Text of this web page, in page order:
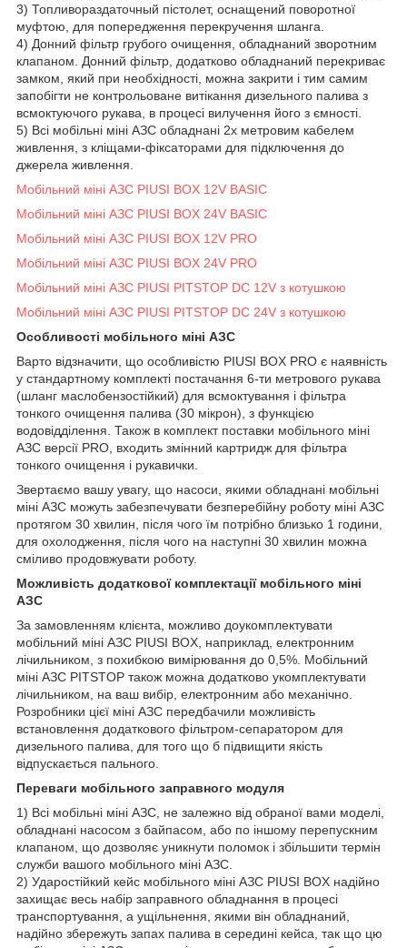
3) Топливораздаточный пістолет, оснащений поворотної
муфтою, для попередження перекручення шланга.
4) Донний фільтр грубого очищення, обладнаний зворотним
клапаном. Донний фільтр, додатково обладнаний перекриває
замком, який при необхідності, можна закрити і тим самим
запобігти не контрольоване витікання дизельного палива з
всмоктуючого рукава, в процесі вилучення його з ємності.
5) Всі мобільні міні АЗС обладнані 2х метровим кабелем
живлення, з кліщами-фіксаторами для підключення до
джерела живлення.
Мобільний міні АЗС PIUSI BOX 12V BASIC
Мобільний міні АЗС PIUSI BOX 24V BASIC
Мобільний міні АЗС PIUSI BOX 12V PRO
Мобільний міні АЗС PIUSI BOX 24V PRO
Мобільний міні АЗС PIUSI PITSTOP DC 12V з котушкою
Мобільний міні АЗС PIUSI PITSTOP DC 24V з котушкою
Особливості мобільного міні АЗС
Варто відзначити, що особливістю PIUSI BOX PRO є наявність
у стандартному комплекті постачання 6-ти метрового рукава
(шланг маслобензостійкий) для всмоктування і фільтра
тонкого очищення палива (30 мікрон), з функцією
водовідділення. Також в комплект поставки мобільного міні
АЗС версії PRO, входить змінний картридж для фільтра
тонкого очищення і рукавички.
Звертаємо вашу увагу, що насоси, якими обладнані мобільні
міні АЗС можуть забезпечувати безперебійну роботу міні АЗС
протягом 30 хвилин, після чого їм потрібно близько 1 години,
для охолодження, після чого на наступні 30 хвилин можна
сміливо продовжувати роботу.
Можливість додаткової комплектації мобільного міні
АЗС
За замовленням клієнта, можливо доукомплектувати
мобільний міні АЗС PIUSI BOX, наприклад, електронним
лічильником, з похибкою вимірювання до 0,5%. Мобільний
міні АЗС PITSTOP також можна додатково укомплектувати
лічильником, на ваш вибір, електронним або механічно.
Розробники цієї міні АЗС передбачили можливість
встановлення додаткового фільтром-сепаратором для
дизельного палива, для того що б підвищити якість
відпускається пального.
Переваги мобільного заправного модуля
1) Всі мобільні міні АЗС, не залежно від обраної вами моделі,
обладнані насосом з байпасом, або по іншому перепускним
клапаном, що дозволяє уникнути поломок і збільшити термін
служби вашого мобільного міні АЗС.
2) Ударостійкий кейс мобільного міні АЗС PIUSI BOX надійно
захищає весь набір заправного обладнання в процесі
транспортування, а ущільнення, якими він обладнаний,
надійно збережуть запах палива в середині кейса, так що цю